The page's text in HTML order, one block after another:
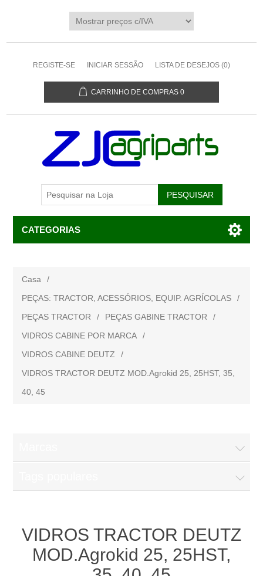
REGISTE-SE INICIAR SESSÃO LISTA DE DESEJOS (0)
CARRINHO DE COMPRAS 0
CATEGORIAS
Casa
/
PEÇAS: TRACTOR, ACESSÓRIOS, EQUIP. AGRÍCOLAS
/
PEÇAS TRACTOR
/ PEÇAS GABINE TRACTOR
/
VIDROS CABINE POR MARCA
/
VIDROS CABINE DEUTZ
/
VIDROS TRACTOR DEUTZ MOD.Agrokid 25, 25HST, 35,
40, 45
VIDROS TRACTOR DEUTZ
MOD.Agrokid 25, 25HST,